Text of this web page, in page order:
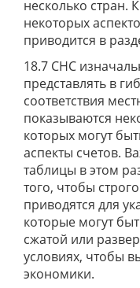
несколько стран.
некоторых
приводится в
18.7 СНС
представлять в
соответствия
показываются
которых могут
аспекты счетов.
таблицы в этом
того, чтобы
приводятся для
которые могут
сжатой или
условиях, чтобы
экономики.